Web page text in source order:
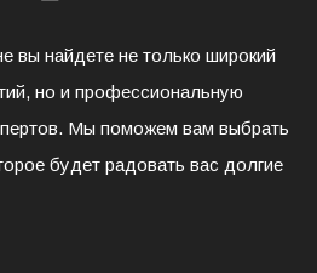
вы найдете не только широкий
но и профессиональную
Мы поможем вам выбрать
будет радовать вас долгие